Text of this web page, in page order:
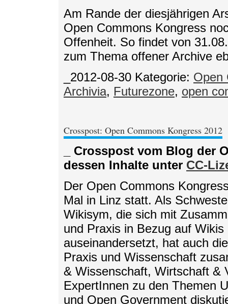
Am Rande der diesjährigen
Open Commons Kongress
Offenheit. So findet von
zum Thema offener Archive
_2012-08-30 Kategorie: Open
Archivia, Futurezone, open
Crosspost: Open Commons Kongress 2012
_ Crosspost vom Blog der
dessen Inhalte unter CC-
Der Open Commons
Mal in Linz statt. Als
Wikisym, die sich mit
und Praxis in Bezug auf
auseinandersetzt, hat auch
Praxis und Wissenschaft
& Wissenschaft, Wirtschaft &
ExpertInnen zu den Themen
und Open Government